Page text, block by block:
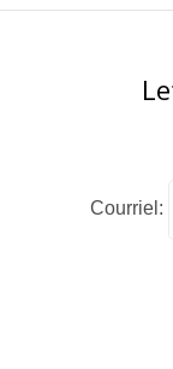
Courriel: